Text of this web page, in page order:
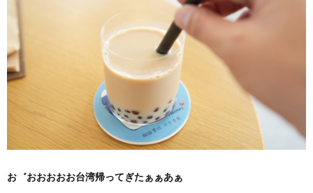
お゛おおおおお台湾帰ってぎたぁぁあぁ